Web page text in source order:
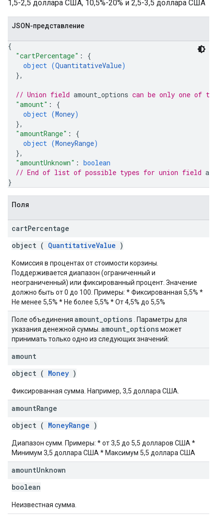
1,5-2,5 доллара США, 10,5%-20% и 2,5-3,5 доллара США
JSON-представление
{
"cartPercentage" : {
object (QuantitativeValue)
},
// Union field amount_options can be only one of
"amount" : {
object (Money)
},
"amountRange" : {
object (MoneyRange)
},
"amountUnknown" : boolean
// End of list of possible types for union field
}
Поля
cartPercentage
object ( QuantitativeValue )
Комиссия в процентах от стоимости корзины.
Поддерживается диапазон (ограниченный и
неограниченный) или фиксированный процент. Значение
должно быть от 0 до 100. Примеры: * Фиксированная 5,5% *
Не менее 5,5% * Не более 5,5% * От 4,5% до 5,5%
Поле объединения amount options . Параметры для
указания денежной суммы. amount optionsможет
принимать только одно из следующих значений:
amount
object ( Money )
Фиксированная сумма. Например, 3,5 доллара США.
amountRange
object ( MoneyRange )
Диапазон сумм. Примеры: * от 3,5 до 5,5 долларов США *
Минимум 3,5 доллара США * Максимум 5,5 доллара США
amountUnknown
boolean
Неизвестная сумма.